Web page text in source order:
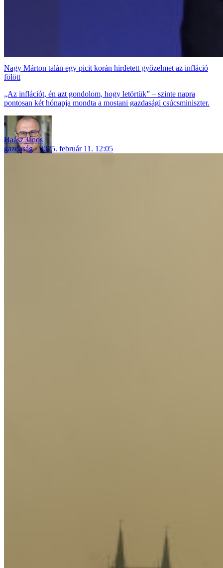
Nagy Márton talán egy picit korán hirdetett győzelmet az infláció
fölött
„Az inflációt, én azt gondolom, hogy letörtük” – szinte napra
pontosan két hónapja mondta a mostani gazdasági csúcsminiszter.
Haász János
gazdaság
2025. február 11. 12:05